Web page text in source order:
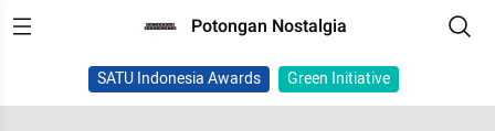
Potongan Nostalgia
SATU Indonesia Awards Green Initiative